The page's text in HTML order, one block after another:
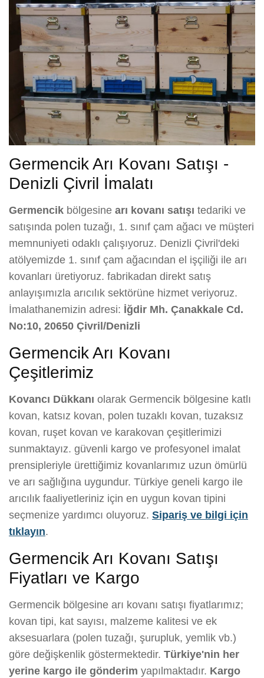
Germencik Arı Kovanı Satışı -
Denizli Çivril İmalatı
Germencik bölgesine arı kovanı satışı tedariki ve
satışında polen tuzağı, 1. sınıf çam ağacı ve müşteri
memnuniyeti odaklı çalışıyoruz. Denizli Çivril'deki
atölyemizde 1. sınıf çam ağacından el işçiliği ile arı
kovanları üretiyoruz. fabrikadan direkt satış
anlayışımızla arıcılık sektörüne hizmet veriyoruz.
İmalathanemizin adresi: İğdir Mh. Çanakkale Cd.
No:10, 20650 Çivril/Denizli
Germencik Arı Kovanı
Çeşitlerimiz
Kovancı Dükkanı olarak Germencik bölgesine katlı
kovan, katsız kovan, polen tuzaklı kovan, tuzaksız
kovan, ruşet kovan ve karakovan çeşitlerimizi
sunmaktayız. güvenli kargo ve profesyonel imalat
prensipleriyle ürettiğimiz kovanlarımız uzun ömürlü
ve arı sağlığına uygundur. Türkiye geneli kargo ile
arıcılık faaliyetleriniz için en uygun kovan tipini
seçmenize yardımcı oluyoruz. Sipariş ve bilgi için
tıklayın.
Germencik Arı Kovanı Satışı
Fiyatları ve Kargo
Germencik bölgesine arı kovanı satışı fiyatlarımız;
kovan tipi, kat sayısı, malzeme kalitesi ve ek
aksesuarlara (polen tuzağı, şurupluk, yemlik vb.)
göre değişkenlik göstermektedir. Türkiye'nin her
yerine kargo ile gönderim yapılmaktadır. Kargo